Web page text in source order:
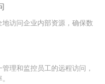
访问企业内部资源，确保数
理和监控员工的远程访问，